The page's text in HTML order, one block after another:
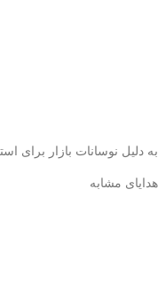
به دلیل نوسانات بازار برای
هدایای مشابه